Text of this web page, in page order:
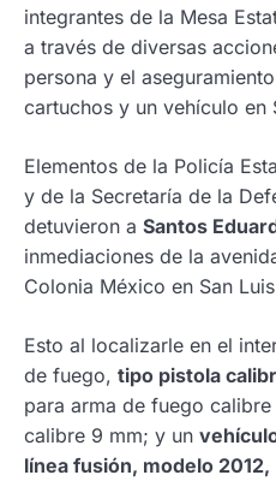
integrantes de la Mesa
a través de diversas
persona y el
cartuchos y un vehículo en
Elementos de la Policía
y de la Secretaría de la
detuvieron a Santos
inmediaciones de la
Colonia México en San
Esto al localizarle en el
de fuego, tipo pistola
para arma de fuego
calibre 9 mm; y un
línea fusión, modelo 2012,